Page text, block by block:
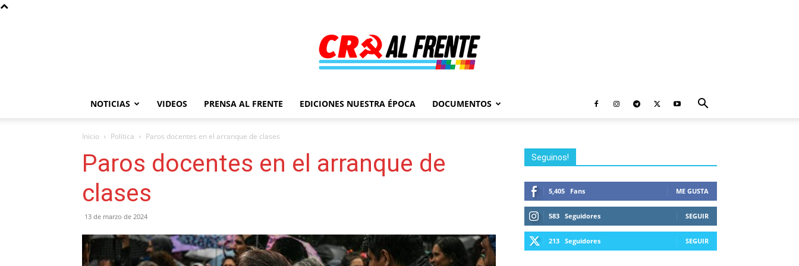
Al
–
NOTICIAS VIDEOS PRENSA AL FRENTE EDICIONES NUESTRA ÉPOCA DOCUMENTOS
Inicio Política Paros docentes en el arranque de clases
Paros docentes en el arranque de
clases
13 de marzo de 2024
Seguinos!
5,405 Fans ME GUSTA
583 Seguidores SEGUIR
213 Seguidores SEGUIR